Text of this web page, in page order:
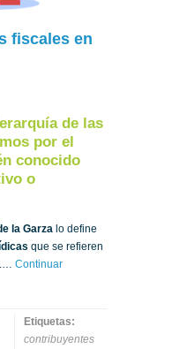
fiscales en
de las
por el
conocido
o
la Garza lo define
que se refieren
Continuar
Etiquetas:
contribuyentes